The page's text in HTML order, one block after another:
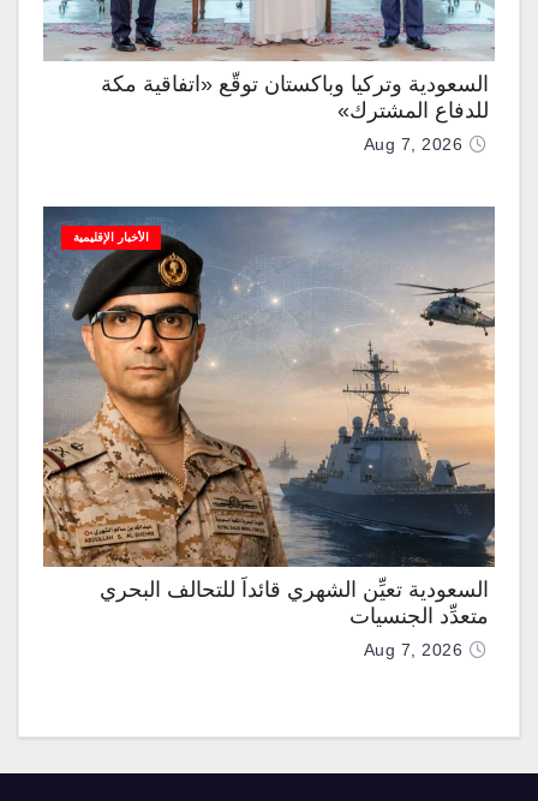
السعودية وتركيا وباكستان توقّع «اتفاقية مكة
للدفاع المشترك»
Aug 7, 2026
الأخبار الإقليمية
السعودية تعيِّن الشهري قائداً للتحالف البحري
متعدِّد الجنسيات
Aug 7, 2026